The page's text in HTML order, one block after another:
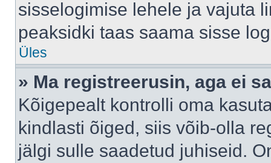
sisselogimise lehele ja vajuta
peaksidki taas saama sisse
Üles
» Ma registreerusin, aga ei
Kõigepealt kontrolli oma
kindlasti õiged, siis võib-olla
jälgi sulle saadetud juhiseid.